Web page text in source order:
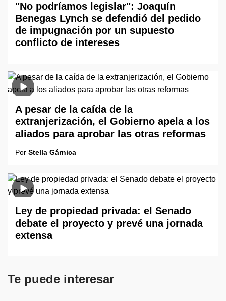
"No podríamos legislar": Joaquín
Benegas Lynch se defendió del pedido
de impugnación por un supuesto
conflicto de intereses
A pesar de la caída de la
extranjerización, el Gobierno apela a los
aliados para aprobar las otras reformas
Por Stella Gárnica
Ley de propiedad privada: el Senado
debate el proyecto y prevé una jornada
extensa
Te puede interesar